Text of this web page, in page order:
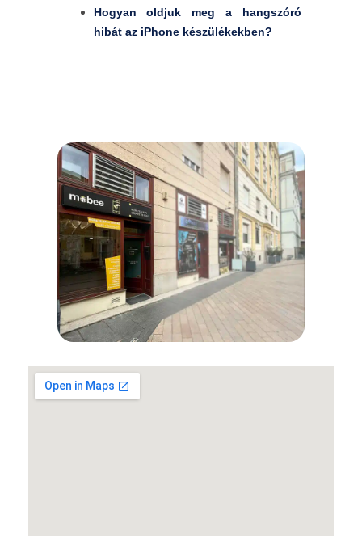
Hogyan oldjuk meg a hangszóró
hibát az iPhone készülékekben?